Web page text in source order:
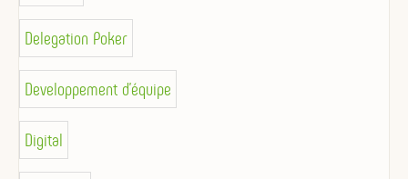
Delegation Poker
Developpement d'équipe
Digital